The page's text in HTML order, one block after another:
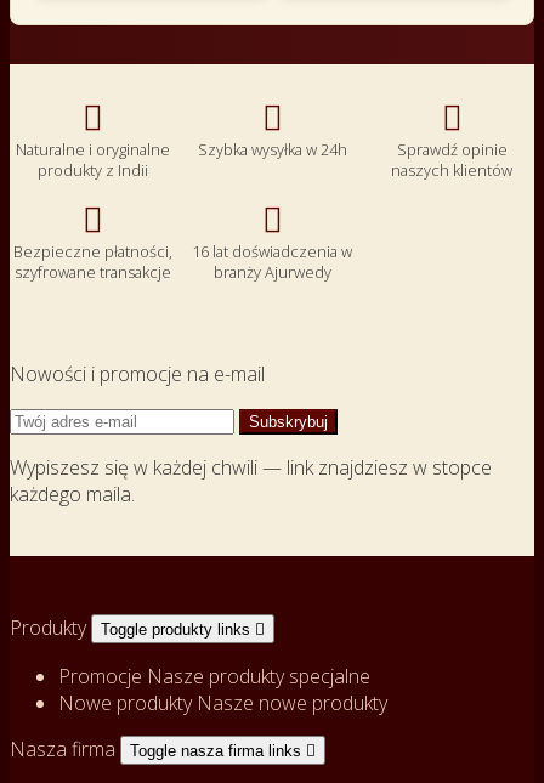

Naturalne i oryginalne
produkty z Indii

Szybka wysyłka w 24h

Sprawdź opinie
naszych klientów

Bezpieczne płatności,
szyfrowane transakcje

16 lat doświadczenia w
branży Ajurwedy
Nowości i promocje na e-mail
Wypiszesz się w każdej chwili — link znajdziesz w stopce
każdego maila.
Produkty Toggle produkty links 
Promocje Nasze produkty specjalne
Nowe produkty Nasze nowe produkty
Nasza firma
Toggle nasza firma links 